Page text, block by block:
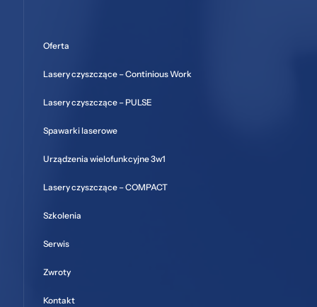
Oferta
Lasery czyszczące – Continious Work
Lasery czyszczące – PULSE
Spawarki laserowe
Urządzenia wielofunkcyjne 3w1
Lasery czyszczące – COMPACT
Szkolenia
Serwis
Zwroty
Kontakt